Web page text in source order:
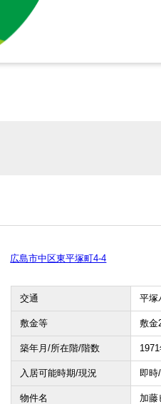
広島市中区東平塚町4-4
交通 平塚
敷金等 敷金
築年月/所在階/階数
入居可能時期/現況 即時
物件名 加藤